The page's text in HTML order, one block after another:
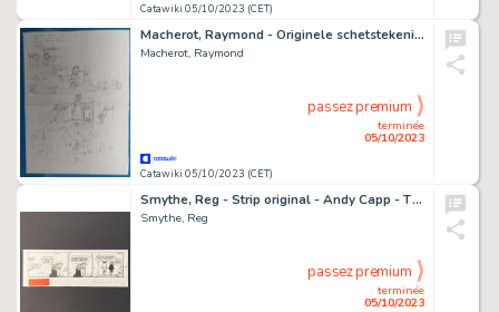
Catawiki 05/10/2023 (CET)
Macherot, Raymond - Originele schetstekening - Chlorophylle - (1955)
Macherot, Raymond
Catawiki 05/10/2023 (CET)
terminée
05/10/2023
passez premium
Smythe, Reg - Strip original - Andy Capp - The Weakness of men - (1991)
Smythe, Reg
terminée
05/10/2023
passez premium